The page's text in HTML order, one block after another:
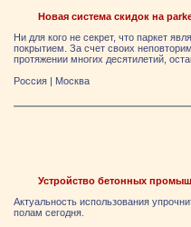
Новая система скидок на
Ни для кого не секрет, что паркет
покрытием. За счет своих
протяжении многих десятилетий,
Россия | Москва
Устройство бетонных
Актуальность использования
полам сегодня.